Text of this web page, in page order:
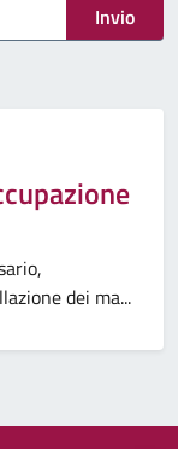
Invio
dei ma...